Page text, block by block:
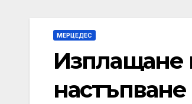
МЕРЦЕДЕС
Изплащане